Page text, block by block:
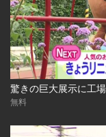
無料